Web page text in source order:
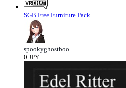
SGB Free Furniture Pack
spookyghostboo
0 JPY